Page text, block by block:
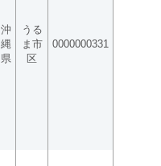
沖
縄
県
うる
ま市
区
0000000331